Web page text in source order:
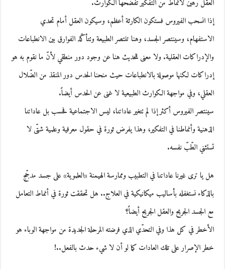
العقل رهين لأنماط من التفكير تفضحها الكوارث.
إذا انسحب الفيروس فستكون الكارثة أعظم، وسيكون العقل أمام تحدي
الاستفهام، وسينتصر الجسد، وهنا تنتصر الطبيعة وتتأكّد الفوارق بين الانطباعات
والإدراكات العقلية. ولا معنى للحديث هنا عن وجود دور منطقي لأنّ ما نقوم به هو
إدراكات لكنها موصولة بالانطباعات حيث منحنا الحدس دور المنقذ من الضّلال
العقلي، وفي مواجهة الكوارث الطبيعية لا غنى عن الحدس أيضاً.
سينتصر الفيروس أكثر إذا لم تتغير عاداتنا، ليس الاجتماعية فحسب بل عاداتنا
الذهنية وأنماطنا في التفكير، وهذا يفرض ثورة في حقول معرفية وعلمية شتّى لا
تستثني الطّبّ نفسه.
هل يا ترى غيرنا عاداتنا في التطبيب وممارسة الهيمنة «العلموية» على جسد مدجّج
بالذكاء نستغفله بأساليب ميكانيكية في العلاج.. هل تحققت ثورة في أنماط التعامل
مع الجسد الجريح والعقل الجريح أيضاً؟
الأخطر في كل هذا وفي التحدّي الذي فرضته المرحلة الجديدة من مواجهة الوباء هو
خطر الإصرار على تلك العادات كما لو أن لا شيء حدث بالفعل..!